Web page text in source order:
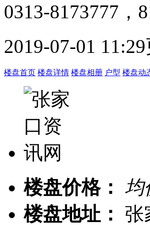
0313-8173777，
2019-07-01
楼盘首页 楼盘详情 楼盘相册 户型 楼盘动
楼盘价格： 均
楼盘地址：
张